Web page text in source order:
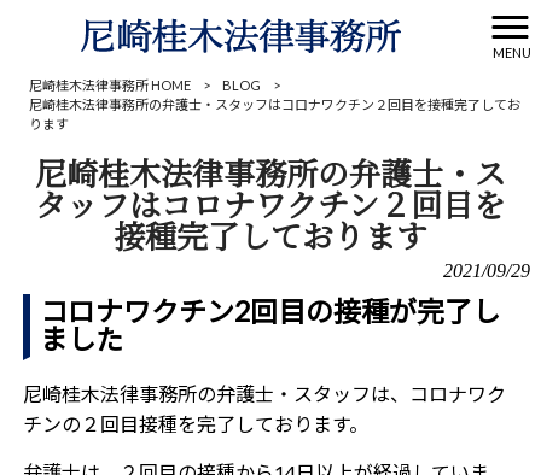
MENU
尼崎桂木法律事務所 HOME > BLOG
>
尼崎桂木法律事務所の弁護士・スタッフはコロナワクチン２回目を接種完了してお
ります
尼崎桂木法律事務所の弁護士・ス
タッフはコロナワクチン２回目を
接種完了しております
2021/09/29
コロナワクチン2回目の接種が完了し
ました
尼崎桂木法律事務所の弁護士・スタッフは、コロナワク
チンの２回目接種を完了しております。